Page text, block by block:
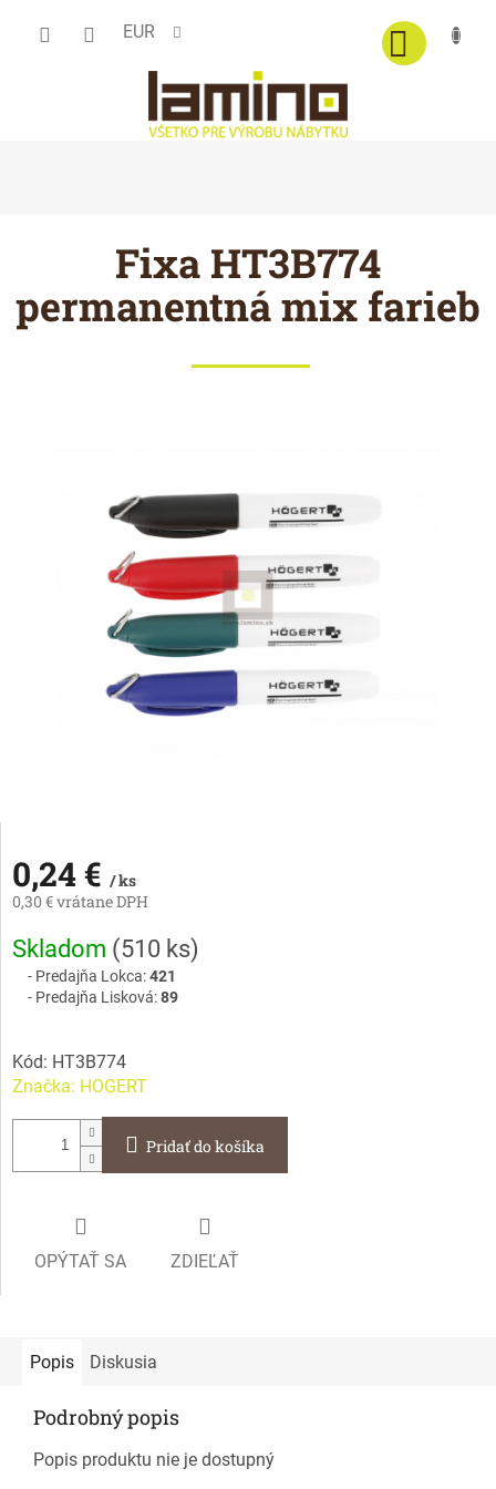
EUR
Fixa HT3B774
permanentná mix farieb
0,24 € / ks
0,30 € vrátane DPH
Jednotková
cena:
Skladom (510 ks)
Predajňa Lokca:421
Predajňa Lisková:89
Kód: HT3B774
Značka: HOGERT
Pridať do košíka
OPÝTAŤ SA ZDIEĽAŤ
Popis Diskusia
Podrobný popis
Popis produktu nie je dostupný